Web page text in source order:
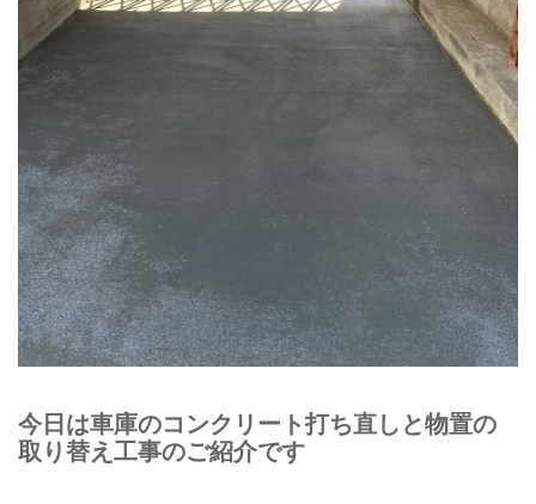
今日は車庫のコンクリート打ち直しと物置の
取り替え工事のご紹介です